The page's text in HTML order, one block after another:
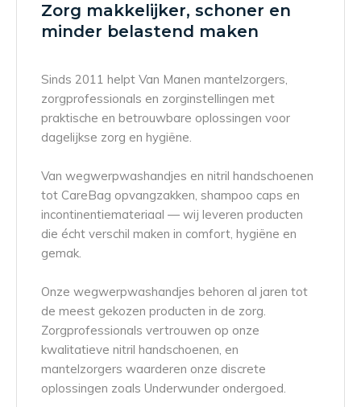
Zorg makkelijker, schoner en
minder belastend maken
Sinds 2011 helpt Van Manen mantelzorgers,
zorgprofessionals en zorginstellingen met
praktische en betrouwbare oplossingen voor
dagelijkse zorg en hygiëne.
Van wegwerpwashandjes en nitril handschoenen
tot CareBag opvangzakken, shampoo caps en
incontinentiemateriaal — wij leveren producten
die écht verschil maken in comfort, hygiëne en
gemak.
Onze wegwerpwashandjes behoren al jaren tot
de meest gekozen producten in de zorg.
Zorgprofessionals vertrouwen op onze
kwalitatieve nitril handschoenen, en
mantelzorgers waarderen onze discrete
oplossingen zoals Underwunder ondergoed.